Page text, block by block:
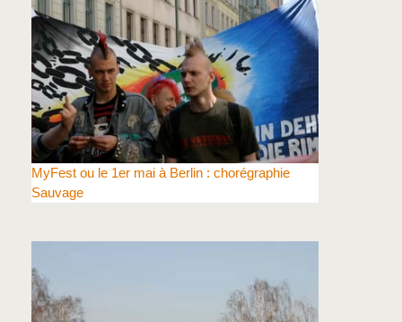
MyFest ou le 1er mai à Berlin : chorégraphie
Sauvage